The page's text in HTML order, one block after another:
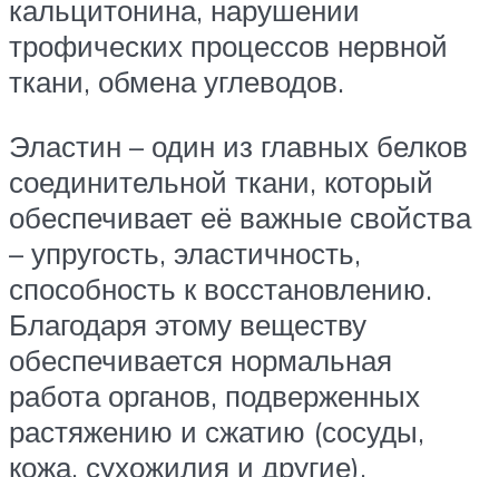
кальцитонина, нарушении
трофических процессов нервной
ткани, обмена углеводов.
Эластин – один из главных белков
соединительной ткани, который
обеспечивает её важные свойства
– упругость, эластичность,
способность к восстановлению.
Благодаря этому веществу
обеспечивается нормальная
работа органов, подверженных
растяжению и сжатию (сосуды,
кожа, сухожилия и другие).